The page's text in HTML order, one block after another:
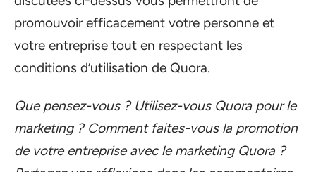
promouvoir efficacement votre personne et
votre entreprise tout en respectant les
conditions d’utilisation de Quora.
Que pensez-vous ? Utilisez-vous Quora pour le
marketing ? Comment faites-vous la promotion
de votre entreprise avec le marketing Quora ?